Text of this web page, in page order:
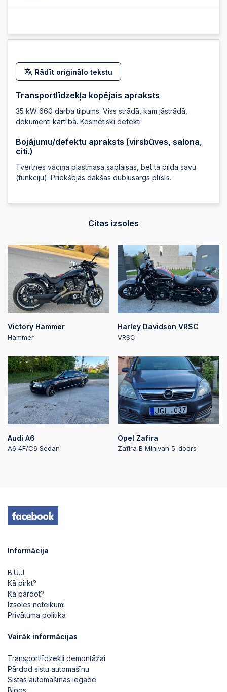
20:46:07
2024-05-24
2024-05-24 19:16:08
2024-05-24 13:42:05
2024-05-24 13:42:05
2024-05-24 13:41:27
2024-05-24 13:41:27
Rādīt oriģinālo tekstu
Transportlīdzekļa kopējais apraksts
35 kW 660 darba tilpums. Viss strādā, kam jāstrādā,
dokumenti kārtībā. Kosmētiski defekti
Bojājumu/defektu apraksts (virsbūves, salona,
citi.)
Tvertnes vāciņa plastmasa saplaisās, bet tā pilda savu
(funkciju). Priekšējās dakšas dubļusargs plīsīs.
Citas izsoles
Victory Hammer
Hammer
Harley Davidson VRSC
VRSC
Audi A6
A6 4F/C6 Sedan
Opel Zafira
Zafira B Minivan 5-doors
Informācija
B.U.J.
Kā pirkt?
Kā pārdot?
Izsoles noteikumi
Privātuma politika
Vairāk informācijas
Transportlīdzekļi demontāžai
Pārdod sistu automašīnu
Sistas automašīnas iegāde
Blogs